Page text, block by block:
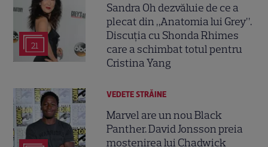
21
Sandra Oh dezvăluie de ce a
plecat din „Anatomia lui Grey”.
Discuția cu Shonda Rhimes
care a schimbat totul pentru
Cristina Yang
VEDETE STRĂINE
Marvel are un nou Black
Panther. David Jonsson preia
moștenirea lui Chadwick